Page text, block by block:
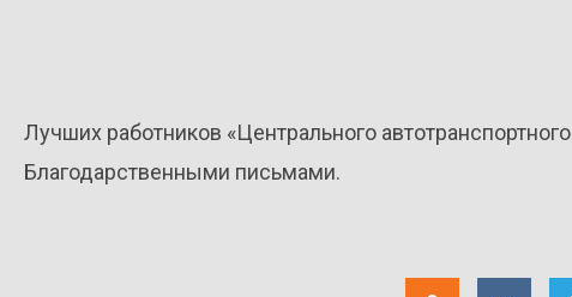
Лучших работников «Центрального
Благодарственными письмами.